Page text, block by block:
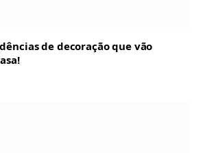
de decoração que vão